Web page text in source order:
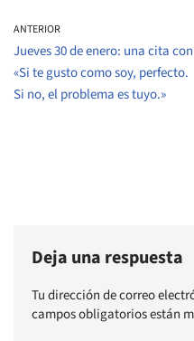
ANTERIOR
Jueves 30 de enero: una cita con
«Si te gusto como soy, perfecto.
Si no, el problema es tuyo.»
Deja una respuesta
Tu dirección de correo
campos obligatorios están